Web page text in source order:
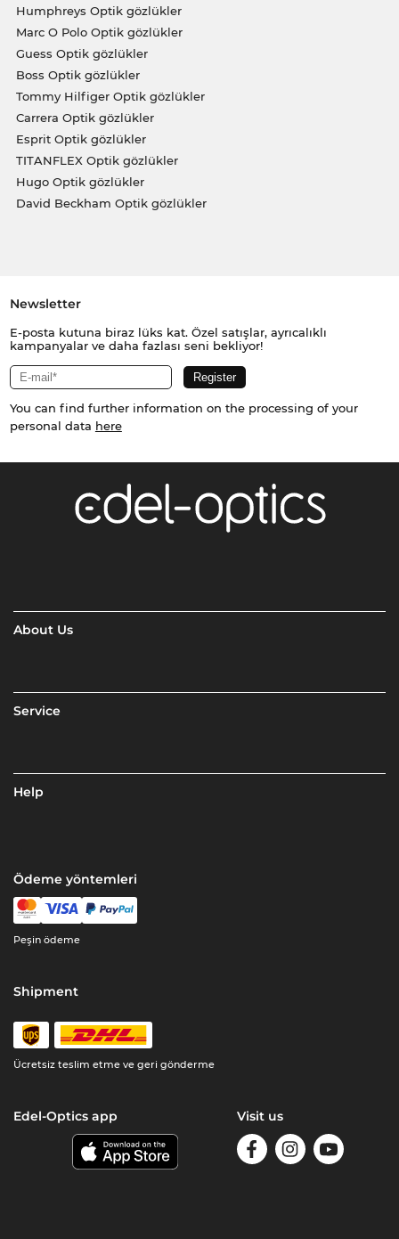
Humphreys Optik gözlükler
Marc O Polo Optik gözlükler
Guess Optik gözlükler
Boss Optik gözlükler
Tommy Hilfiger Optik gözlükler
Carrera Optik gözlükler
Esprit Optik gözlükler
TITANFLEX Optik gözlükler
Hugo Optik gözlükler
David Beckham Optik gözlükler
Newsletter
E-posta kutuna biraz lüks kat. Özel satışlar, ayrıcalıklı
kampanyalar ve daha fazlası seni bekliyor!
You can find further information on the processing of your
personal data here
About Us
Service
Help
Ödeme yöntemleri
Peşin ödeme
Shipment
Ücretsiz teslim etme ve geri gönderme
Edel-Optics app Visit us